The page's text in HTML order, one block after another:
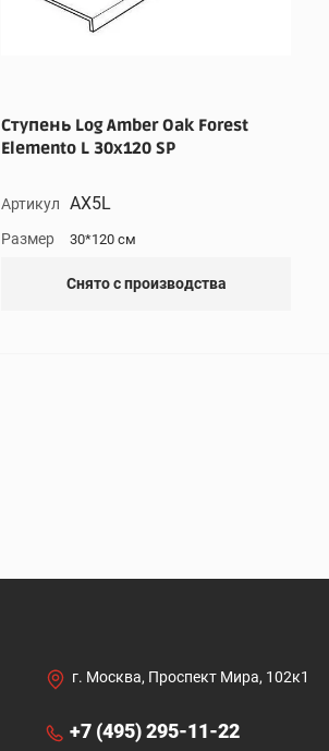
Ступень Log Amber Oak Forest
Elemento L 30x120 SP
Артикул AX5L
Размер 30*120 см
Снято с производства
г. Москва, Проспект Мира, 102к1
+7 (495) 295-11-22